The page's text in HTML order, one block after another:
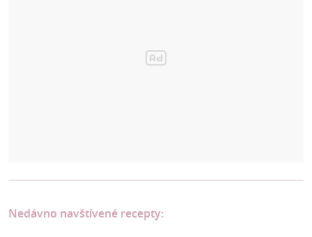
Nedávno navštívené recepty: